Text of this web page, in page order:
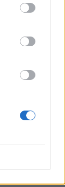
Veigar
Lee Sin